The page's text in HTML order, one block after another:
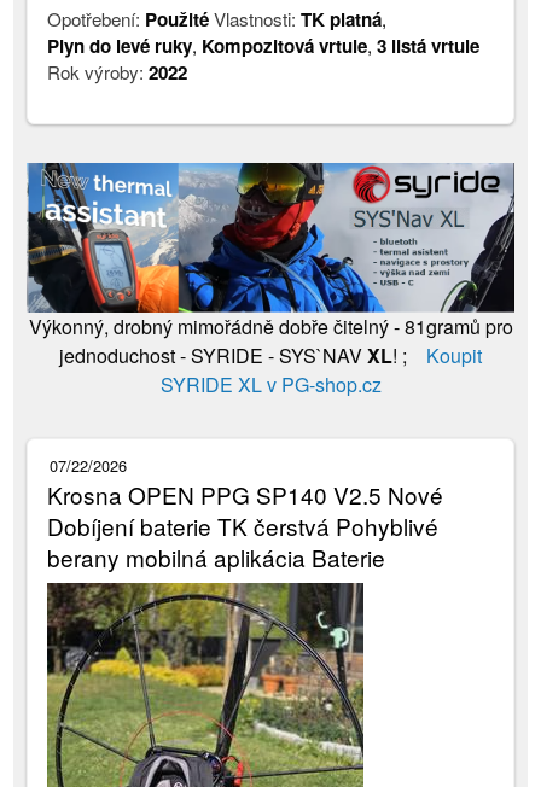
Opotřebení: PoužitéVlastnosti:TK platná,
Plyn do levé ruky, Kompozitová vrtule,3 listá vrtule
Rok výroby:2022
Výkonný, drobný mimořádně dobře čitelný - 81gramů pro
jednoduchost - SYRIDE - SYS`NAVXL! ;
Koupit
SYRIDE XL v PG-shop.cz
07/22/2026
Krosna OPEN PPG SP140 V2.5 Nové
Dobíjení baterie TK čerstvá Pohyblivé
berany mobilná aplikácia Baterie